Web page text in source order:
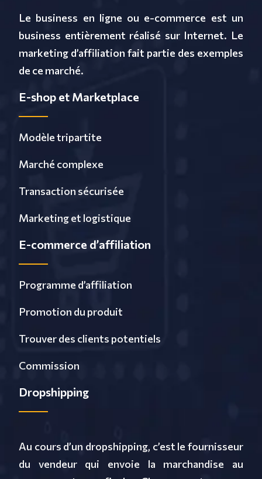
Le business en ligne ou e-commerce est un
business entièrement réalisé sur Internet. Le
marketing d’affiliation fait partie des exemples
de ce marché.
E-shop et Marketplace
Modèle tripartite
Marché complexe
Transaction sécurisée
Marketing et logistique
E-commerce d’affiliation
Programme d’affiliation
Promotion du produit
Trouver des clients potentiels
Commission
Dropshipping
Au cours d’un dropshipping, c’est le fournisseur
du vendeur qui envoie la marchandise au